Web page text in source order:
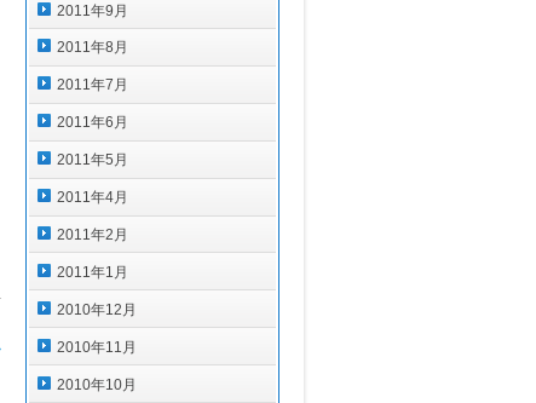
2011年9月
2011年8月
2011年7月
2011年6月
2011年5月
2011年4月
2011年2月
2011年1月
2010年12月
2010年11月
2010年10月